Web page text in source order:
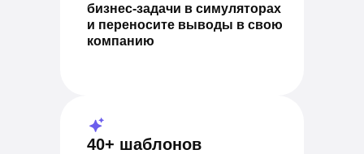
бизнес-задачи в симуляторах
и переносите выводы в свою
компанию
40+ шаблонов